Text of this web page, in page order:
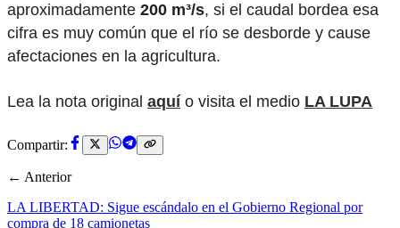
aproximadamente 200 m³/s, si el caudal bordea esa
cifra es muy común que el río se desborde y cause
afectaciones en la agricultura.
Lea la nota original aquí o visita el medio LA LUPA
Compartir:
← Anterior
LA LIBERTAD: Sigue escándalo en el Gobierno Regional por
compra de 18 camionetas